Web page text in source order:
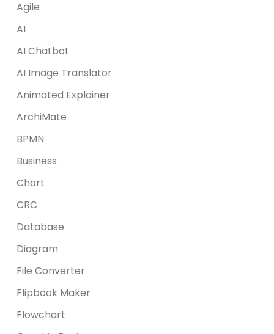
Agile
AI
AI Chatbot
AI Image Translator
Animated Explainer
ArchiMate
BPMN
Business
Chart
CRC
Database
Diagram
File Converter
Flipbook Maker
Flowchart